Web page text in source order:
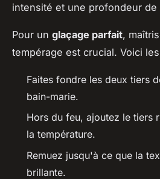
intensité et une profondeur de
Pour un glaçage parfait,
tempérage est crucial. Voici
Faites fondre les deux tiers
bain-marie.
Hors du feu, ajoutez le tiers
la température.
Remuez jusqu'à ce que la
brillante.